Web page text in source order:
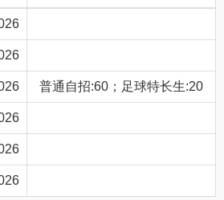
普通自招:60；足球特长生:20